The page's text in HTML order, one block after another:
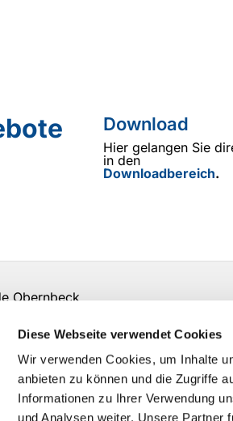
Diese Webseite verwendet Cookies
Wir verwenden Cookies, um Inhalte
anbieten zu können und die Zugriffe
Informationen zu Ihrer Verwendung
und Analysen weiter. Unsere Partner
Download
Hier gelangen Sie
in den
Downloadbereich.
Obernbeck